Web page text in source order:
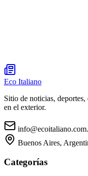
Eco Italiano
Sitio de noticias,
en el exterior.
Buenos Aires,
Categorías